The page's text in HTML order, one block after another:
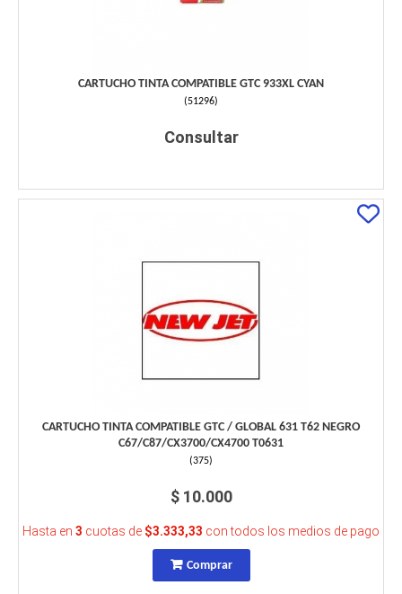
CARTUCHO TINTA COMPATIBLE GTC 933XL CYAN
(51296)
Consultar
CARTUCHO TINTA COMPATIBLE GTC / GLOBAL 631 T62 NEGRO
C67/C87/CX3700/CX4700 T0631
(375)
$ 10.000
Hasta en 3 cuotas de $3.333,33 con todos los medios de pago
Comprar